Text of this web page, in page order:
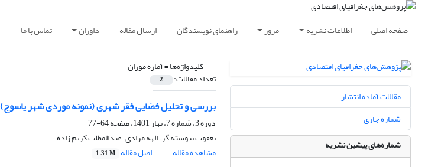
صفحه اصلی اطلاعات نشریه مرور راهنمای نویسندگان ارسال مقاله داوران تماس با ما
کلیدواژه‌ها =آماره موران
تعداد مقالات: 2
بررسی و تحلیل فضایی فقر شهری (نمونه موردی شهر یاسوج)
دوره 3، شماره 7، بهار 1401، صفحه
64-77
یعقوب پیوسته گر، الهه مرادی، عبدالمطلب کریم زاده
مشاهده مقاله
اصل مقاله 1.31 M
مقالات آماده انتشار
شماره جاری
شماره‌های پیشین نشریه